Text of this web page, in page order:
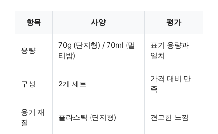
항목 사양 평가
용량
70g (단지형) / 70ml (멀
티밤)
표기 용량과
일치
구성 2개 세트
가격 대비 만
족
용기 재
질
플라스틱 (단지형) 견고한 느낌